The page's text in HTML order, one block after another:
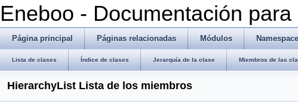
Eneboo - Documentación
Página principal Páginas relacionadas Módulos
Lista de clases Índice de clases Jerarquía de la clase Miembros de las
HierarchyList Lista de los miembros